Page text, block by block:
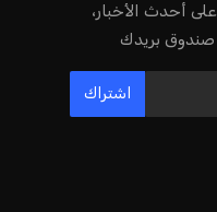
يسعى لامتلاك
الرياضي